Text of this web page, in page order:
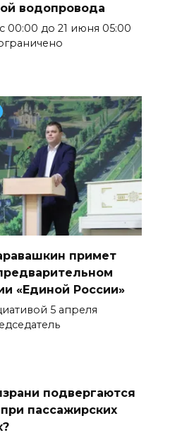
водопровода
00:00 до 21 июня 05:00
примет
«Единой России»
5 апреля
подвергаются
пассажирских